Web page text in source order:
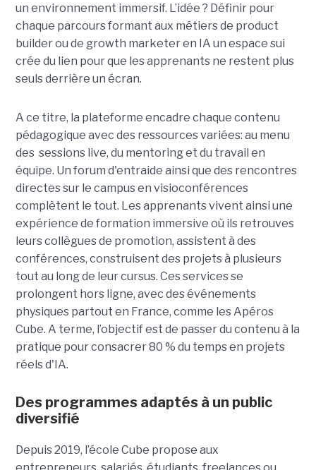
un environnement immersif. L’idée ? Définir pour
chaque parcours formant aux métiers de product
builder ou de growth marketer en IA un espace sui
crée du lien pour que les apprenants ne restent plus
seuls derrière un écran.
A ce titre, la plateforme encadre chaque contenu
pédagogique avec des ressources variées: au menu
des sessions live, du mentoring et du travail en
équipe. Un forum d'entraide ainsi que des rencontres
directes sur le campus en visioconférences
complètent le tout. Les apprenants vivent ainsi une
expérience de formation immersive où ils retrouves
leurs collègues de promotion, assistent à des
conférences, construisent des projets à plusieurs
tout au long de leur cursus. Ces services se
prolongent hors ligne, avec des événements
physiques partout en France, comme les Apéros
Cube. A terme, l’objectif est de passer du contenu à la
pratique pour consacrer 80 % du temps en projets
réels d'IA.
Des programmes adaptés à un public
diversifié
Depuis 2019, l’école Cube propose aux